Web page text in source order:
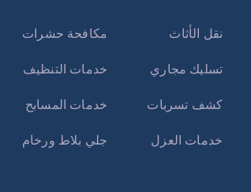
نقل الأثاث مكافحة حشرات
تسليك مجاري خدمات التنظيف
كشف تسربات خدمات المسابح
خدمات العزل جلي بلاط ورخام